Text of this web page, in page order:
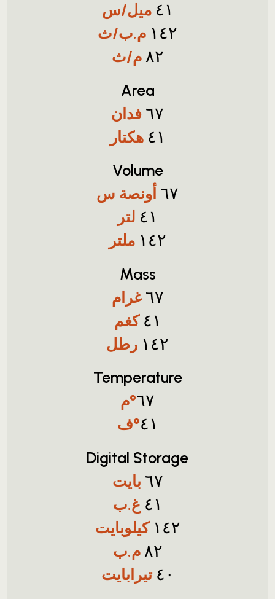
٤١ ميل/س
١٤٢ م.ب/ث
٨٢ م/ث
Area
٦٧ فدان
٤١ هكتار
Volume
٦٧ أونصة س
٤١ لتر
١٤٢ ملتر
Mass
٦٧ غرام
٤١ كغم
١٤٢ رطل
Temperature
٦٧°م
٤١°ف
Digital Storage
٦٧ بايت
٤١ غ.ب
١٤٢ كيلوبايت
٨٢ م.ب
٤٠ تيرابايت